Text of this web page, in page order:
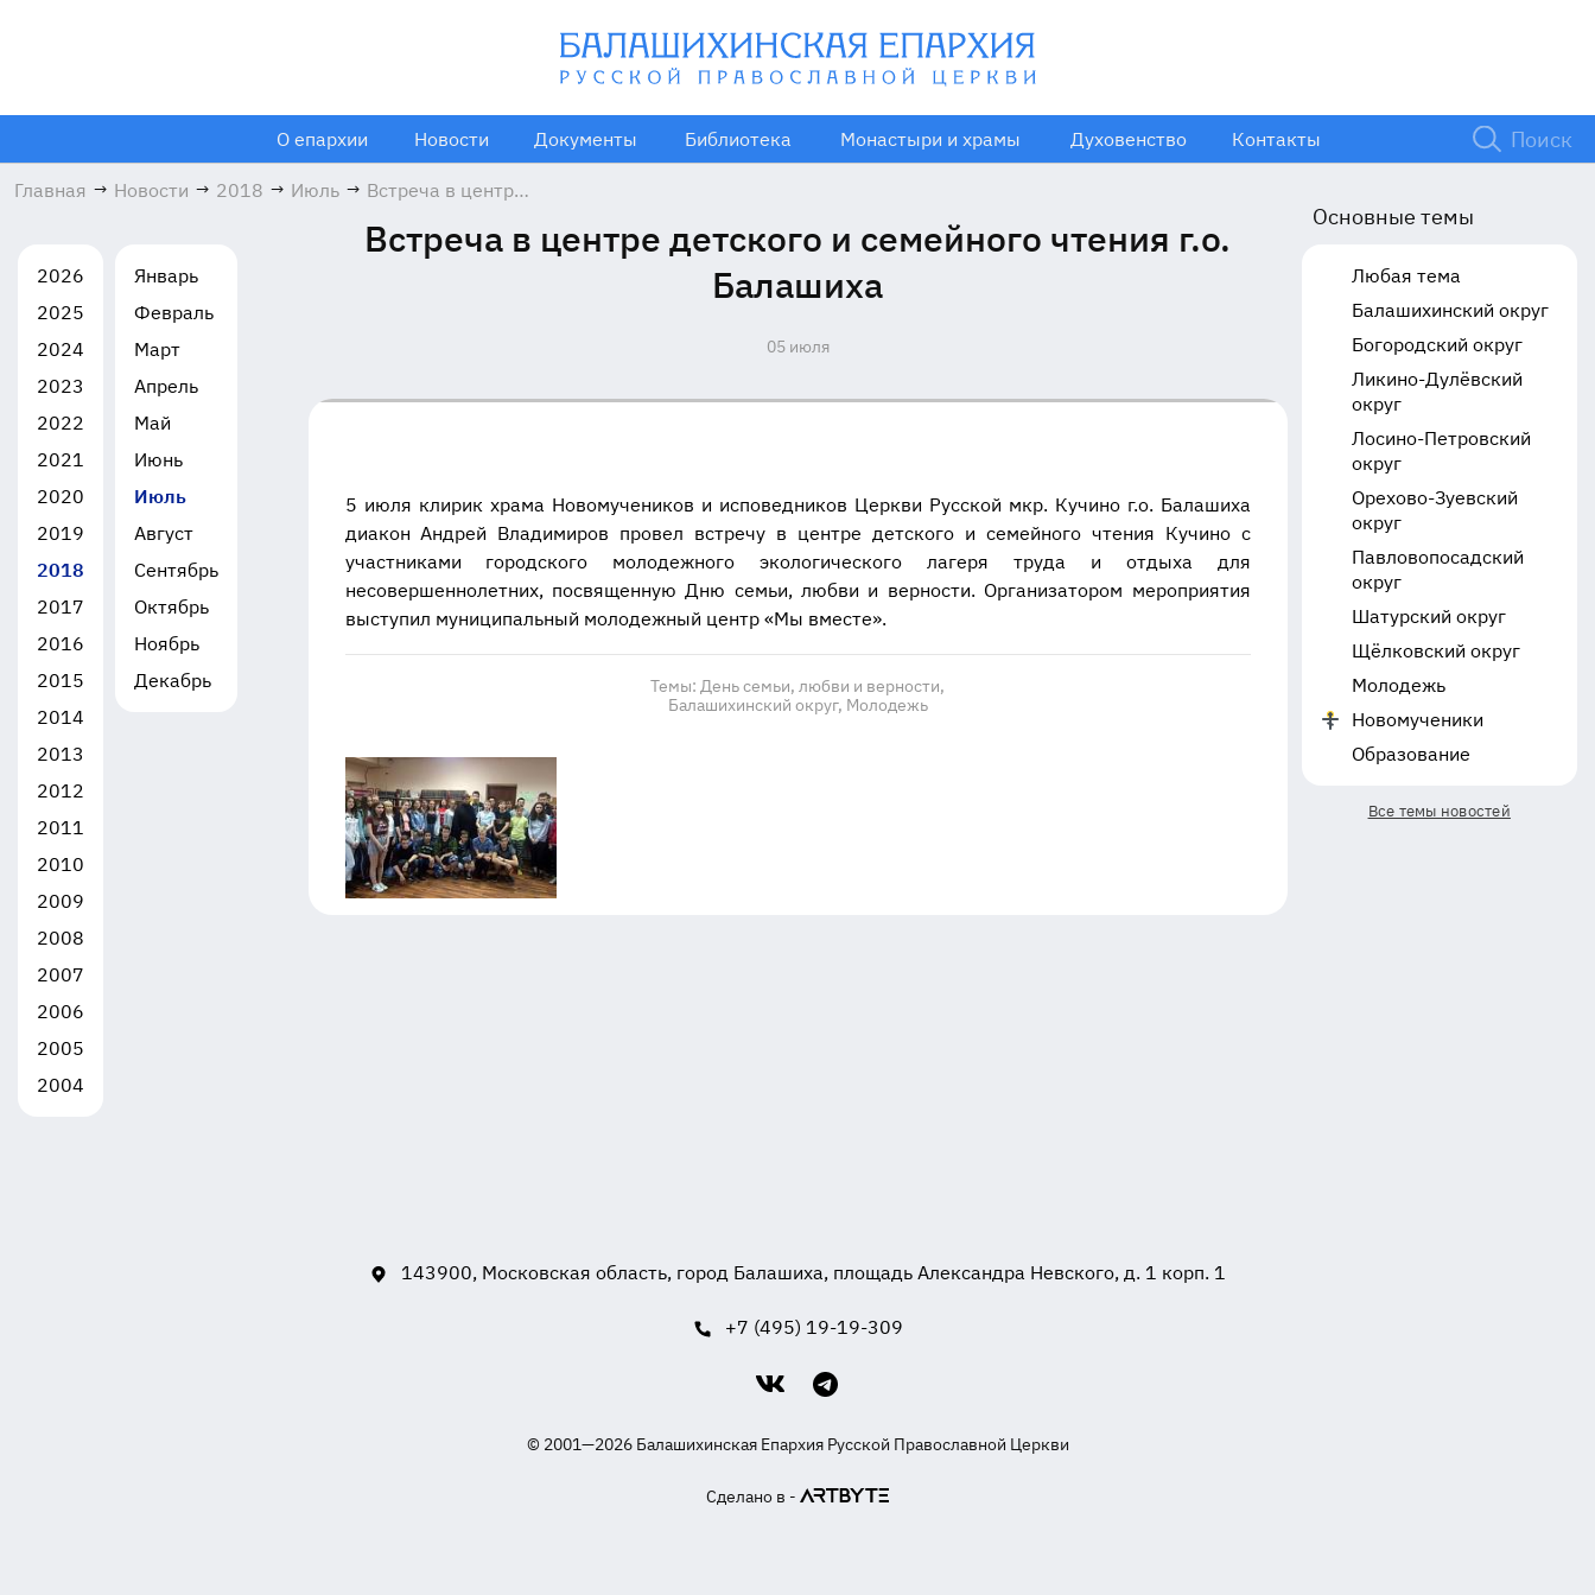
О епархии Новости Документы Библиотека Монастыри и храмы Духовенство Контакты
Главная → Новости → 2018 → Июль → Встреча в центре
семейного чтения
г.о. Балашиха
2026
2025
2024
2023
2022
2021
2020
2019
2018
2017
2016
2015
2014
2013
2012
2011
2010
2009
2008
2007
2006
2005
2004
Январь
Февраль
Март
Апрель
Май
Июнь
Июль
Август
Сентябрь
Октябрь
Ноябрь
Декабрь
Встреча в центре детского и семейного чтения г.о.
Балашиха
05 июля
5 июля клирик храма Новомучеников и исповедников Церкви Русской мкр. Кучино г.о. Балашиха
диакон Андрей Владимиров провел встречу в центре детского и семейного чтения Кучино с
участниками городского молодежного экологического лагеря труда и отдыха для
несовершеннолетних, посвященную Дню семьи, любви и верности. Организатором мероприятия
выступил муниципальный молодежный центр «Мы вместе».
Темы: День семьи, любви и верности,
Балашихинский округ, Молодежь
Основные темы
Любая тема
Балашихинский округ
Богородский округ
Ликино-Дулёвский
округ
Лосино-Петровский
округ
Орехово-Зуевский
округ
Павловопосадский
округ
Шатурский округ
Щёлковский округ
Молодежь
Новомученики
Образование
Все темы новостей
143900, Московская область, город Балашиха, площадь Александра Невского, д. 1 корп. 1
+7 (495) 19-19-309
© 2001—2026 Балашихинская Епархия Русской Православной Церкви
Сделано в -